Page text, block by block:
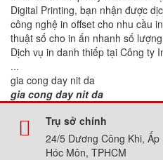
Digital Printing, bạn nhận được
công nghệ in offset cho nhu cầu
thuật số cho in ấn nhanh số
Dịch vụ in danh thiếp tại Công ty
...
gia cong day nit da
gia cong day nit da
Trụ sở chính
24/5 Dương Công Khi,
Hóc Môn, TPHCM